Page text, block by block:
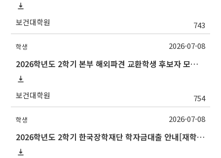
보건대학원 743
학생
2026학년도 2학기 본부 해외파견 교환학생 후보자 모집 안내
보건대학원 754
2026-07-08
학생
2026학년도 2학기 한국장학재단 학자금대출 안내[재학생]
2026-07-08